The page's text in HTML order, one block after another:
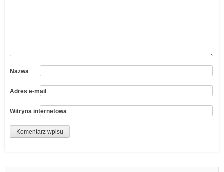
Nazwa
Adres e-mail
Witryna internetowa